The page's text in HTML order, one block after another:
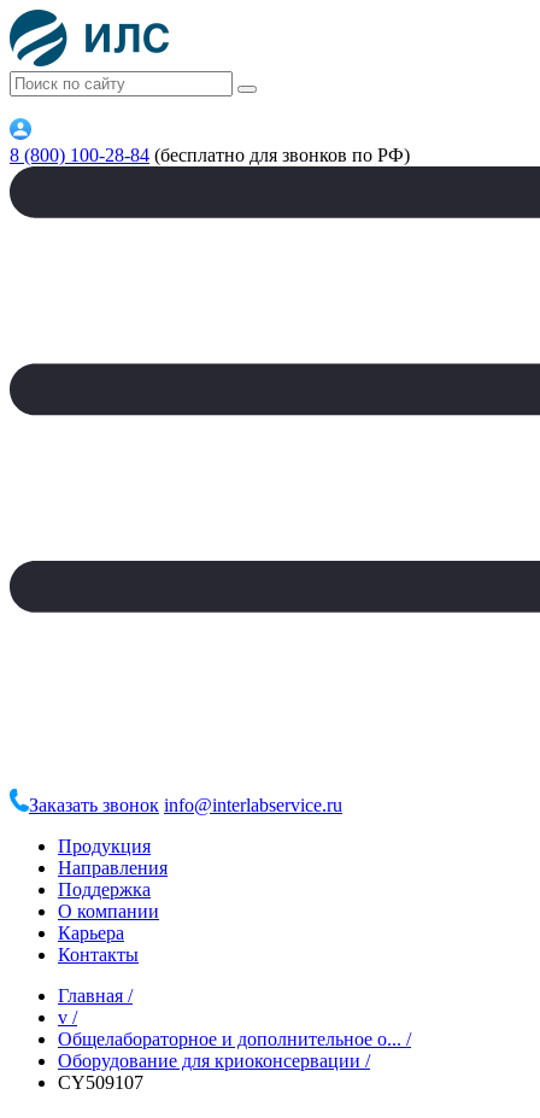
8 (800) 100-28-84 (бесплатно для звонков по РФ)
Заказать звонок info@interlabservice.ru
Продукция
Направления
Поддержка
О компании
Карьера
Контакты
Главная /
v /
Общелабораторное и дополнительное о... /
Оборудование для криоконсервации /
CY509107